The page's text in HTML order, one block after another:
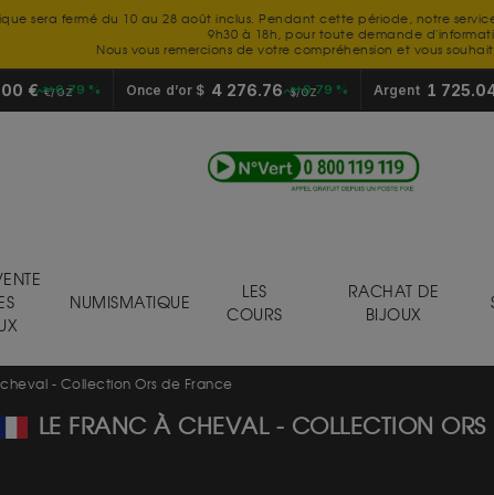
sera fermé du 10 au 28 août inclus. Pendant cette période, notre
9h30 à 18h, pour toute demande
Nous vous remercions de votre compréhension et vous
€€/OZ
+0.79 % Once d’or $ 4 276.76$/OZ
+0.79 % Argent 1
NUMISMATIQUE
LES
COURS
RACHAT DE
BIJOUX
- Collection Ors de France
LE FRANC À CHEVAL - COLLECTION ORS